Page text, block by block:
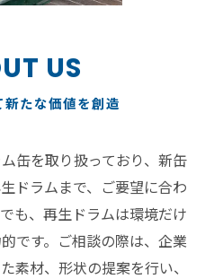
US
たな価値を創造
缶を取り扱っており、新缶
ドラムまで、ご要望に合わ
も、再生ドラムは環境だけ
です。ご相談の際は、企業
素材、形状の提案を行い、